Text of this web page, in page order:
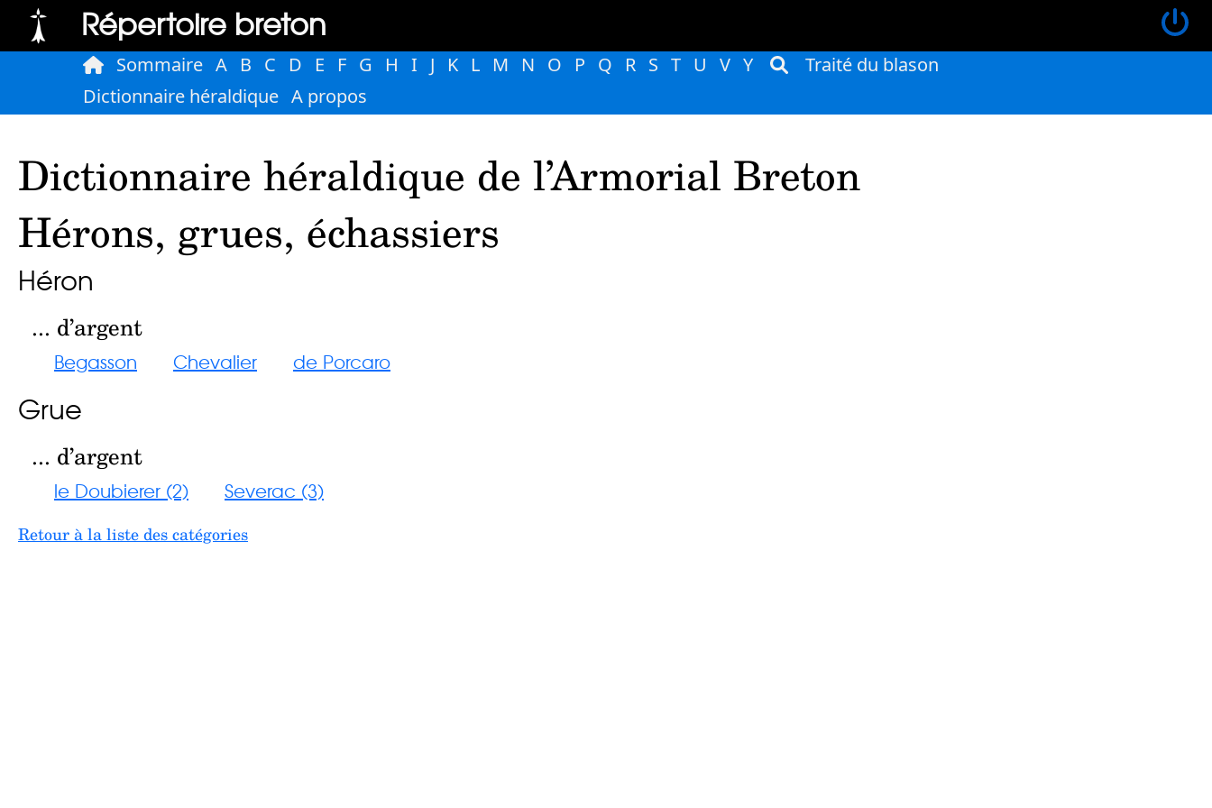
Répertoire breton
Sommaire A B C D E F G H I J K L M N O P Q R S T U V Y
Traité du blason
Dictionnaire héraldique A propos
Dictionnaire héraldique de l’Armorial Breton
Hérons, grues, échassiers
Héron
... d’argent
Begasson Chevalier de Porcaro
Grue
... d’argent
le Doubierer (2) Severac (3)
Retour à la liste des catégories